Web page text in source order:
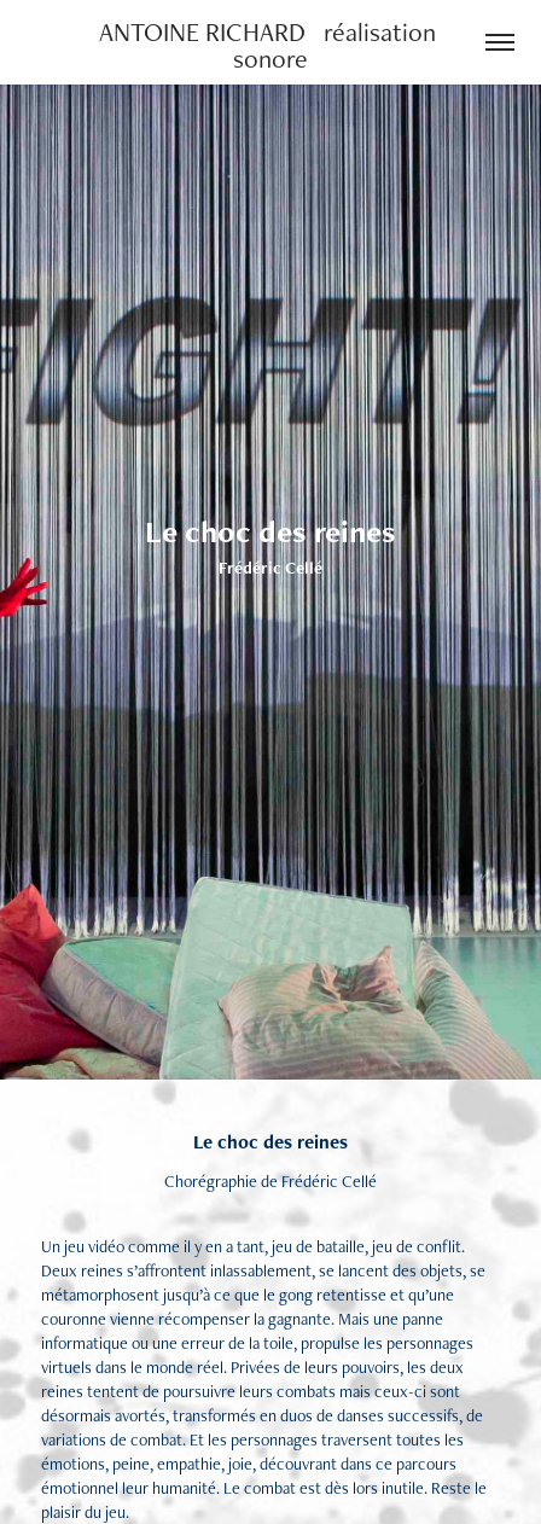
ANTOINE RICHARD   réalisation
sonore
Le choc des reines
Frédéric Cellé
Le choc des reines
Chorégraphie de Frédéric Cellé
Un jeu vidéo comme il y en a tant, jeu de bataille, jeu de conflit.
Deux reines s’affrontent inlassablement, se lancent des objets, se
métamorphosent jusqu’à ce que le gong retentisse et qu’une
couronne vienne récompenser la gagnante. Mais une panne
informatique ou une erreur de la toile, propulse les personnages
virtuels dans le monde réel. Privées de leurs pouvoirs, les deux
reines tentent de poursuivre leurs combats mais ceux-ci sont
désormais avortés, transformés en duos de danses successifs, de
variations de combat. Et les personnages traversent toutes les
émotions, peine, empathie, joie, découvrant dans ce parcours
émotionnel leur humanité. Le combat est dès lors inutile. Reste le
plaisir du jeu.